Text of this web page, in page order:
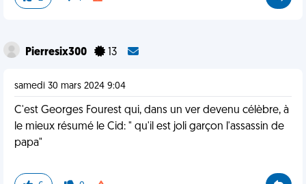
Pierresix300 13
samedi 30 mars 2024 9:04
C'est Georges Fourest qui, dans un ver devenu célèbre, à
le mieux résumé le Cid: " qu'il est joli garçon l'assassin de
papa"